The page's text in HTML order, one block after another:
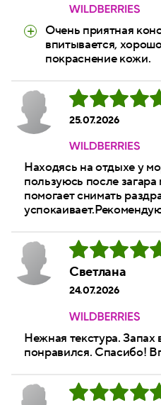
Очень приятная
впитывается,
покраснение кожи.
25.07.2026
Находясь на отдыхе у
пользуюсь после
помогает снимать
Светлана
24.07.2026
Нежная текстура.
понравился. Спасибо!